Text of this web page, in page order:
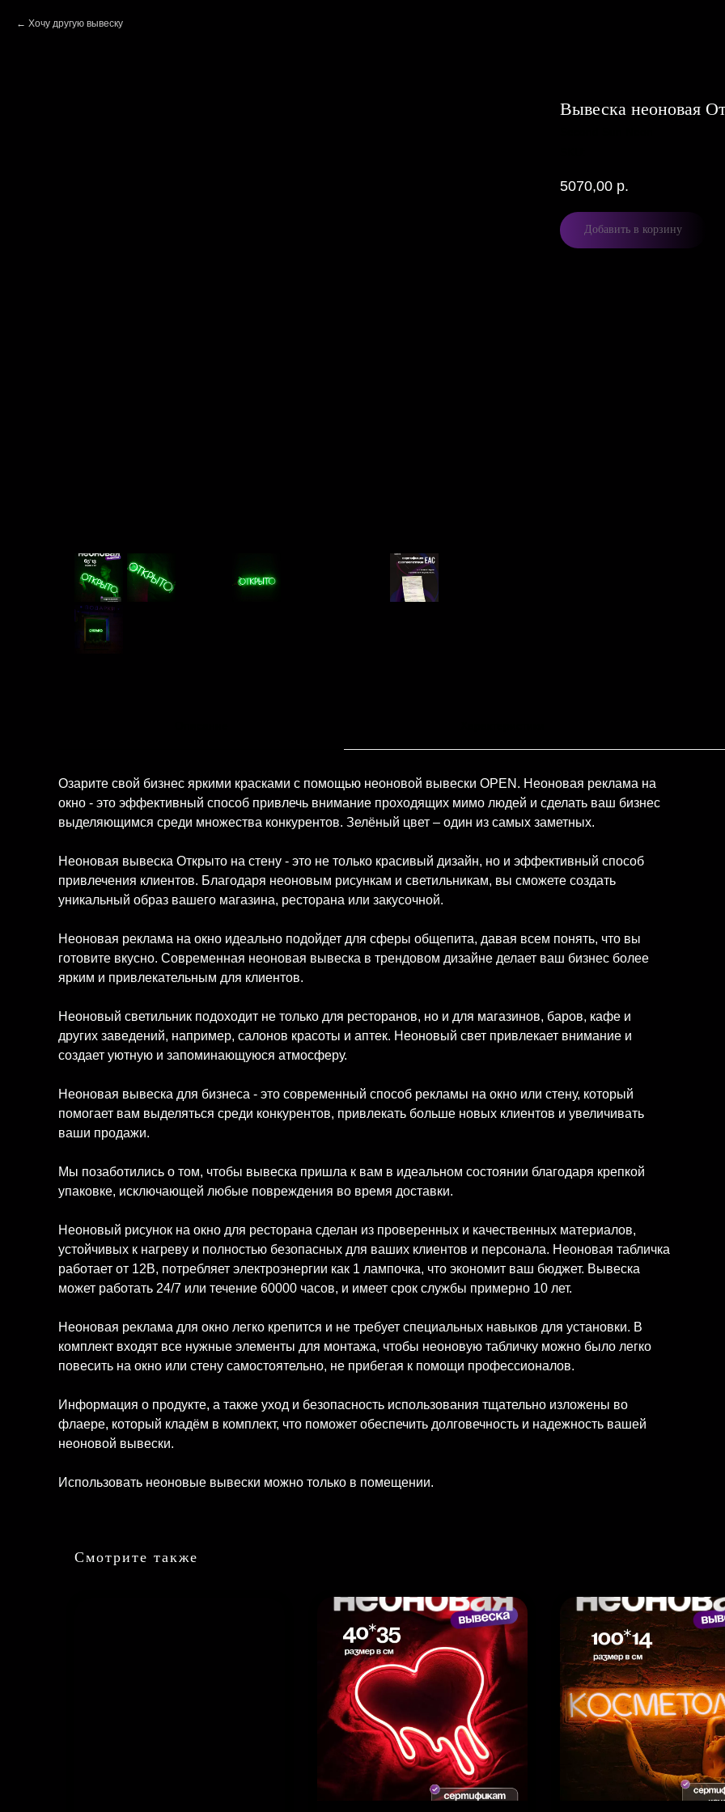
Хочу другую вывеску
Вывеска неоновая
5070,00 р.
Добавить в корзину
Озарите свой бизнес яркими красками с помощью неоновой вывески OPEN. Неоновая реклама на
окно - это эффективный способ привлечь внимание проходящих мимо людей и сделать ваш бизнес
выделяющимся среди множества конкурентов. Зелёный цвет – один из самых заметных.
Неоновая вывеска Открыто на стену - это не только красивый дизайн, но и эффективный способ
привлечения клиентов. Благодаря неоновым рисункам и светильникам, вы сможете создать
уникальный образ вашего магазина, ресторана или закусочной.
Неоновая реклама на окно идеально подойдет для сферы общепита, давая всем понять, что вы
готовите вкусно. Современная неоновая вывеска в трендовом дизайне делает ваш бизнес более
ярким и привлекательным для клиентов.
Неоновый светильник подоходит не только для ресторанов, но и для магазинов, баров, кафе и
других заведений, например, салонов красоты и аптек. Неоновый свет привлекает внимание и
создает уютную и запоминающуюся атмосферу.
Неоновая вывеска для бизнеса - это современный способ рекламы на окно или стену, который
помогает вам выделяться среди конкурентов, привлекать больше новых клиентов и увеличивать
ваши продажи.
Мы позаботились о том, чтобы вывеска пришла к вам в идеальном состоянии благодаря крепкой
упаковке, исключающей любые повреждения во время доставки.
Неоновый рисунок на окно для ресторана сделан из проверенных и качественных материалов,
устойчивых к нагреву и полностью безопасных для ваших клиентов и персонала. Неоновая табличка
работает от 12В, потребляет электроэнергии как 1 лампочка, что экономит ваш бюджет. Вывеска
может работать 24/7 или течение 60000 часов, и имеет срок службы примерно 10 лет.
Неоновая реклама для окно легко крепится и не требует специальных навыков для установки. В
комплект входят все нужные элементы для монтажа, чтобы неоновую табличку можно было легко
повесить на окно или стену самостоятельно, не прибегая к помощи профессионалов.
Информация о продукте, а также уход и безопасность использования тщательно изложены во
флаере, который кладём в комплект, что поможет обеспечить долговечность и надежность вашей
неоновой вывески.
Использовать неоновые вывески можно только в помещении.
Смотрите также